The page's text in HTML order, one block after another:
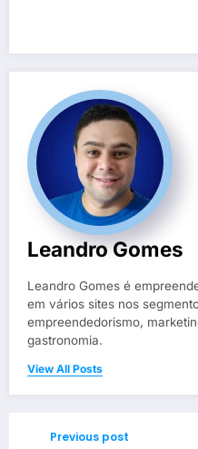
Leandro Gomes
Leandro Gomes é
em vários sites nos
empreendedorismo,
gastronomia.
View All Posts
Previous post